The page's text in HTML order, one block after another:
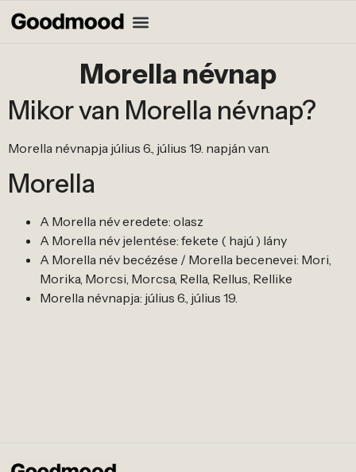
Morella névnap
Mikor van Morella névnap?
Morella névnapja július 6., július 19. napján van.
Morella
A Morella név eredete: olasz
A Morella név jelentése: fekete ( hajú ) lány
A Morella név becézése / Morella becenevei: Mori,
Morika, Morcsi, Morcsa, Rella, Rellus, Rellike
Morella névnapja: július 6., július 19.